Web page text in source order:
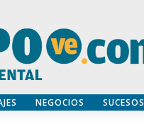
NEGOCIOS SUCESOS